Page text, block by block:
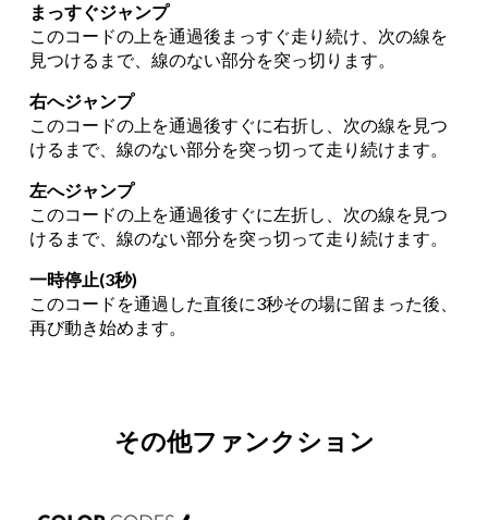
まっすぐジャンプ
このコードの上を通過後まっすぐ走り続け、次の線を
見つけるまで、線のない部分を突っ切ります。
右へジャンプ
このコードの上を通過後すぐに右折し、次の線を見つ
けるまで、線のない部分を突っ切って走り続けます。
左へジャンプ
このコードの上を通過後すぐに左折し、次の線を見つ
けるまで、線のない部分を突っ切って走り続けます。
一時停止(3秒)
このコードを通過した直後に3秒その場に留まった後、
再び動き始めます。
その他ファンクション